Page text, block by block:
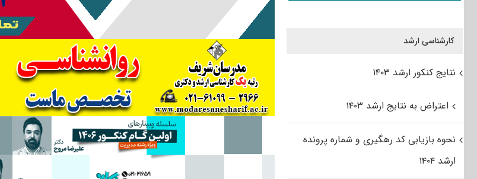
کارشناسی ارشد
نتایج کنکور ارشد ۱۴۰۳
اعتراض به نتایج ارشد ۱۴۰۳
نحوه بازیابی کد رهگیری و شماره پرونده
ارشد ۱۴۰۴